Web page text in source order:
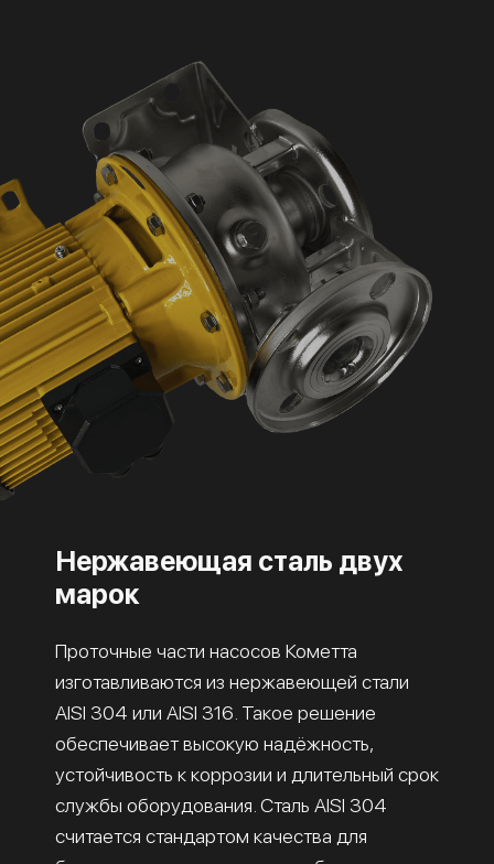
Нержавеющая сталь двух
марок
Проточные части насосов Кометта
изготавливаются из нержавеющей стали
AISI 304 или AISI 316. Такое решение
обеспечивает высокую надёжность,
устойчивость к коррозии и длительный срок
службы оборудования. Сталь AISI 304
считается стандартом качества для